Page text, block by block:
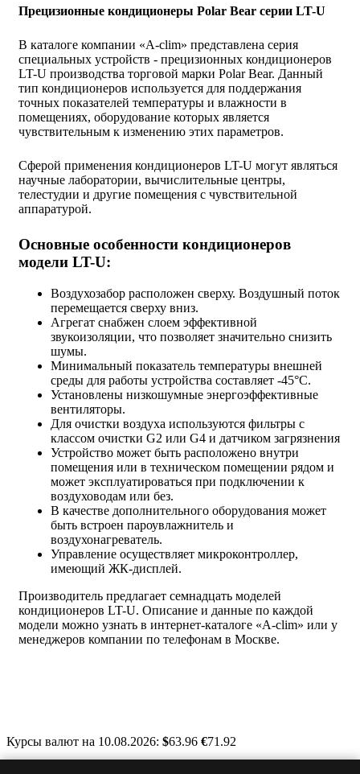
Прецизионные кондиционеры Polar Bear серии LT-U
В каталоге компании «A-clim» представлена серия
специальных устройств - прецизионных кондиционеров
LT-U производства торговой марки Polar Bear. Данный
тип кондиционеров используется для поддержания
точных показателей температуры и влажности в
помещениях, оборудование которых является
чувствительным к изменению этих параметров.
Сферой применения кондиционеров LT-U могут являться
научные лаборатории, вычислительные центры,
телестудии и другие помещения с чувствительной
аппаратурой.
Основные особенности кондиционеров
модели LT-U:
Воздухозабор расположен сверху. Воздушный поток
перемещается сверху вниз.
Агрегат снабжен слоем эффективной
звукоизоляции, что позволяет значительно снизить
шумы.
Минимальный показатель температуры внешней
среды для работы устройства составляет -45°С.
Установлены низкошумные энергоэффективные
вентиляторы.
Для очистки воздуха используются фильтры с
классом очистки G2 или G4 и датчиком загрязнения
Устройство может быть расположено внутри
помещения или в техническом помещении рядом и
может эксплуатироваться при подключении к
воздуховодам или без.
В качестве дополнительного оборудования может
быть встроен пароувлажнитель и
воздухонагреватель.
Управление осуществляет микроконтроллер,
имеющий ЖК-дисплей.
Производитель предлагает семнадцать моделей
кондиционеров LT-U. Описание и данные по каждой
модели можно узнать в интернет-каталоге «A-clim» или у
менеджеров компании по телефонам в Москве.
Курсы валют на 10.08.2026: $63.96 €71.92